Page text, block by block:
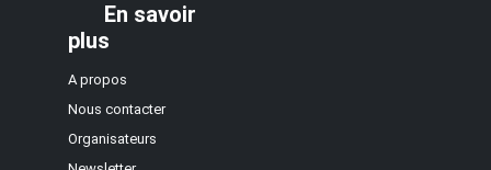
En savoir
plus
A propos
Nous contacter
Organisateurs